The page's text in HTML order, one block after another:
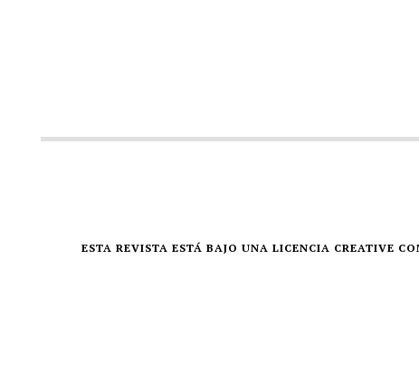
ESTA REVISTA ESTÁ BAJO UNA LICENCIA CREATIVE